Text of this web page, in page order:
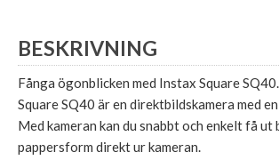
BESKRIVNING
Fånga ögonblicken med Instax Square
Square SQ40 är en direktbildskamera med
Med kameran kan du snabbt och enkelt få ut
pappersform direkt ur kameran.